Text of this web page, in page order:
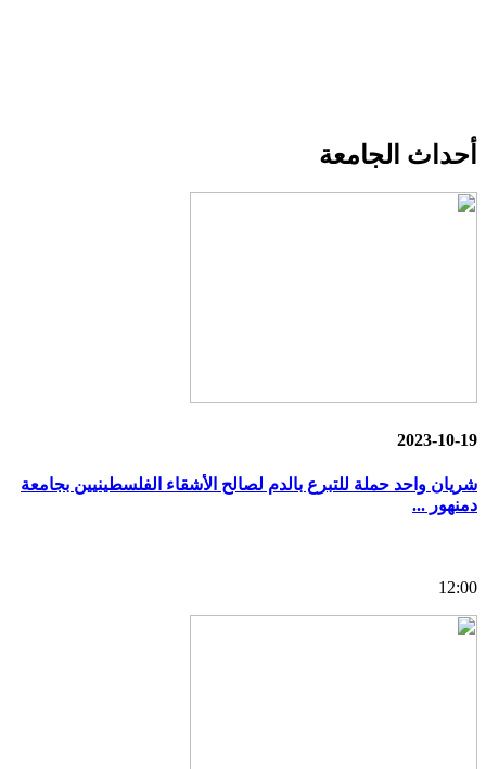
أحداث الجامعة
2023-10-19
شريان واحد حملة للتبرع بالدم لصالح الأشقاء الفلسطينيين بجامعة
دمنهور ...
12:00